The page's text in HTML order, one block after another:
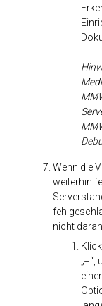
Wenn die
weiterhin
nicht